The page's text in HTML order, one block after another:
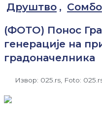
Друштво ,
(ФОТО) Понос
генерације на
градоначелника
Извор: 025.rs, Foto: